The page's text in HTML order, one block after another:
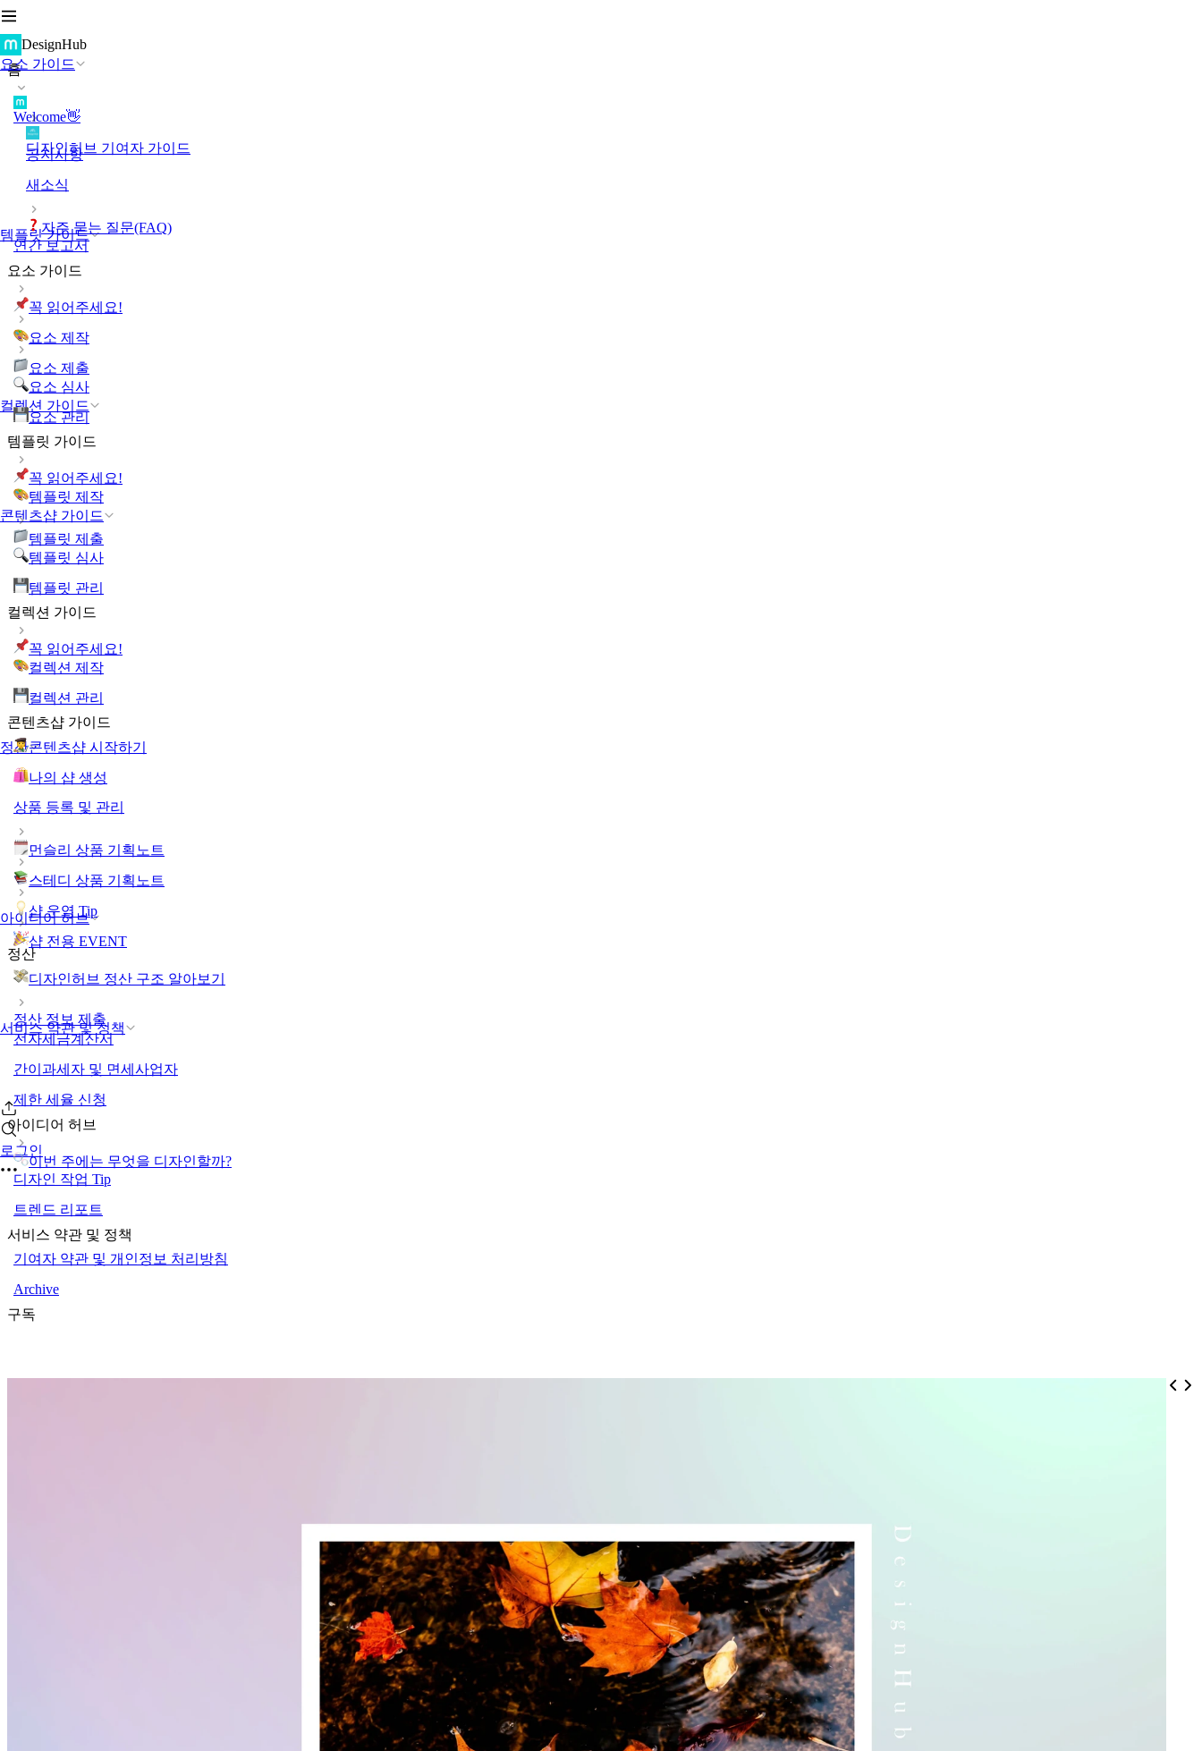
DesignHub
요소 가이드
템플릿 가이드
컬렉션 가이드
콘텐츠샵 가이드
정산
아이디어 허브
서비스 약관 및 정책
로그인
홈
Welcome👋
디자인허브 기여자 가이드
공지사항
새소식
자주 묻는 질문(FAQ)
연간 보고서
요소 가이드
꼭 읽어주세요!
요소 제작
요소 제출
요소 심사
요소 관리
템플릿 가이드
꼭 읽어주세요!
템플릿 제작
템플릿 제출
템플릿 심사
템플릿 관리
컬렉션 가이드
꼭 읽어주세요!
컬렉션 제작
컬렉션 관리
콘텐츠샵 가이드
콘텐츠샵 시작하기
나의 샵 생성
상품 등록 및 관리
먼슬리 상품 기획노트
스테디 상품 기획노트
샵 운영 Tip
샵 전용 EVENT
정산
디자인허브 정산 구조 알아보기
정산 정보 제출
전자세금계산서
간이과세자 및 면세사업자
제한 세율 신청
아이디어 허브
이번 주에는 무엇을 디자인할까?
디자인 작업 Tip
트렌드 리포트
서비스 약관 및 정책
기여자 약관 및 개인정보 처리방침
Archive
구독